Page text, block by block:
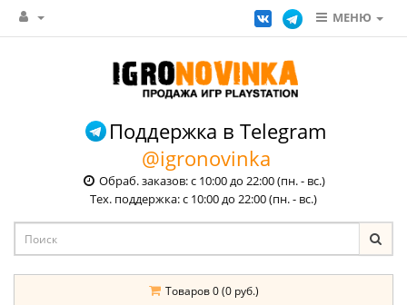
МЕНЮ
Поддержка в Telegram
@igronovinka
Обраб. заказов: с 10:00 до 22:00 (пн. - вс.)
Тех. поддержка: с 10:00 до 22:00 (пн. - вс.)
Товаров 0 (0 руб.)